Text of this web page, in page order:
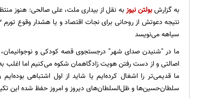
به گزارشبولتن نیوزبه نقل از بیداری ملت، علی صالحی: هنوز
سیاهه می‌نویسد
ما در "شنیدن صدای شهر" درجستجوی قصه کودکی و نوجوانیمان،
اصالتی و از دست رفتن هویت زادگاهمان شکوه می‌کنیم اما اغلب
ما قدیمی‌تر را اشغال کرده‌ایم یا شاید از اول اشتباهی
سلطان‌حسین‌ها و ظل‌السلطان‌های دیروز و امروز حفظ شده این